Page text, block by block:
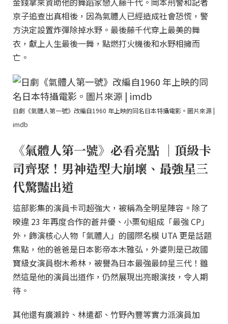
京子追查出真相後，因為氣體人已經造成社會恐慌，警
方決定設置炸彈除掉水野。最後藤千代穿上最美的舞
衣，獻上人生最後一舞，點燃打火機後和水野相擁而
亡。
日劇《氣體人第一號》改編自1960 年上映的同名日本特攝電影。圖片來源 |
imdb
《氣體人第一號》必看亮點 ｜頂級卡
司齊聚！男神造型大崩壞、最強星三
代驚豔出道
這部影集的演員卡司超強大，被稱為全明星陣容。除了
暌違 23 年再度合作的蒼井優、小栗旬組成「最強 CP」
外，飾演核心人物「氣體人」的國際名模 UTA 更是話題
焦點，他的爸爸是日本影帝本木雅弘，外婆則是已故國
寶級女演員樹木希林，被譽為日本最強最帥星三代！雖
然這是他的演員出道作，仍然展現出亮眼演技，令人期
待。
其他還有廣瀨鈴、林遣都、竹野內豐等實力派演員加